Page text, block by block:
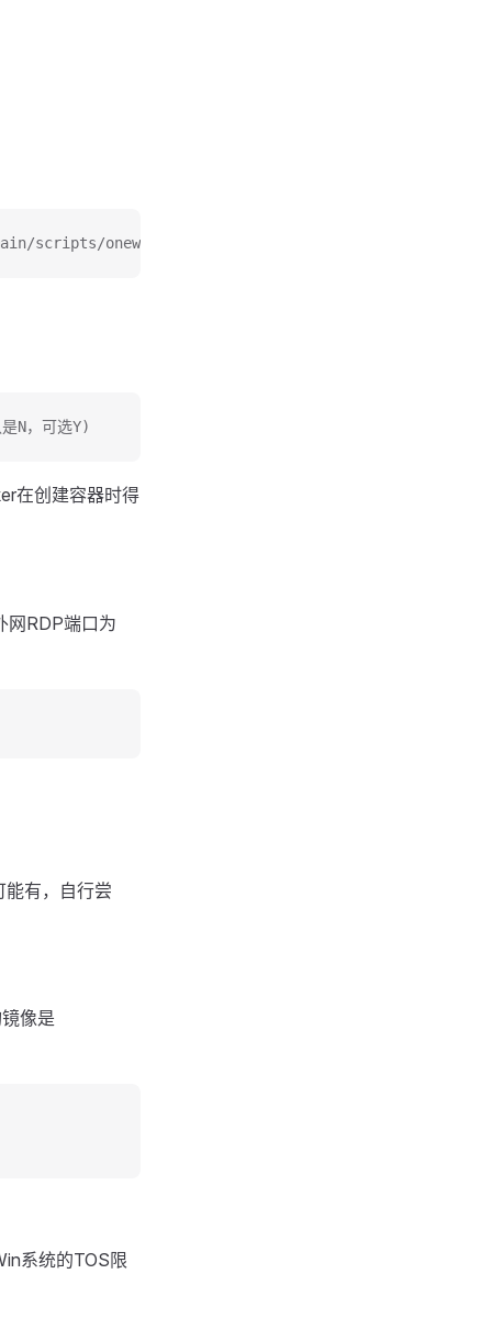
onewindows.sh -o onewindows.sh && chmod +x
N，可选Y)
在创建容器时得
网RDP端口为
有，自行尝
像是
系统的TOS限